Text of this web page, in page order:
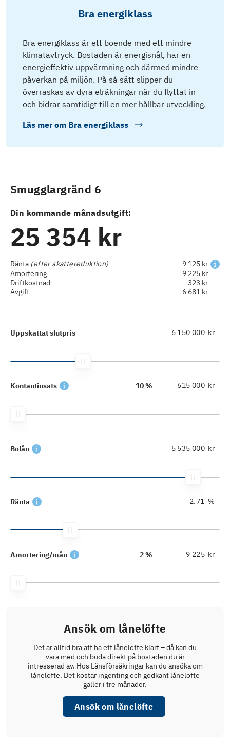
Bra energiklass
Bra energiklass är ett boende med ett mindre
klimatavtryck. Bostaden är energisnål, har en
energieffektiv uppvärmning och därmed mindre
påverkan på miljön. På så sätt slipper du
överraskas av dyra elräkningar när du flyttat in
och bidrar samtidigt till en mer hållbar utveckling.
Läs mer om Bra energiklass
Smugglargränd 6
Din kommande månadsutgift:
25 354 kr
Ränta (efter skattereduktion)
9 125 kr
Amortering
9 225 kr
Driftkostnad
323 kr
Avgift
6 681 kr
Uppskattat slutpris kr
Kontantinsats 10 % kr
Bolån kr
Ränta %
Amortering/mån 2 % kr
Ansök om lånelöfte
Det är alltid bra att ha ett lånelöfte klart – då kan du
vara med och buda direkt på bostaden du är
intresserad av. Hos Länsförsäkringar kan du ansöka om
lånelöfte. Det kostar ingenting och godkänt lånelöfte
gäller i tre månader.
Ansök om lånelöfte